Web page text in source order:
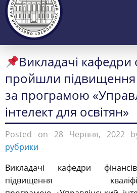
Викладачі кафедри
пройшли підвищення
за програмою
інтелект для освітян»
Posted on 28 Червня, 2022
рубрики
Викладачі кафедри
підвищення